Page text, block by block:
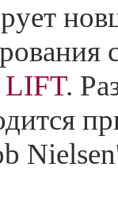
LIFT.